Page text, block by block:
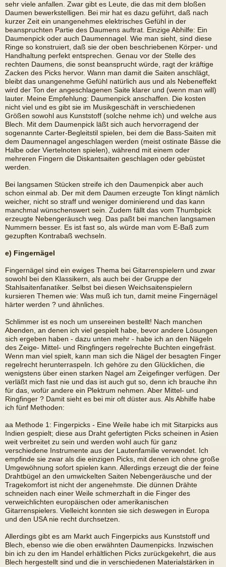
sehr viele anfallen. Zwar gibt es Leute, die das mit dem bloßen
Daumen bewerkstelligen. Bei mir hat es dazu geführt, daß nach
kurzer Zeit ein unangenehmes elektrisches Gefühl in der
beanspruchten Partie des Daumens auftrat. Einzige Abhilfe: Ein
Daumenpick oder auch Daumennagel. Wie man sieht, sind diese
Ringe so konstruiert, daß sie der oben beschriebenen Körper- und
Handhaltung perfekt entsprechen. Genau vor der Stelle des
rechten Daumens, die sonst beansprucht würde, ragt der kräftige
Zacken des Picks hervor. Wann man damit die Saiten anschlägt,
bleibt das unangenehme Gefühl natürlich aus und als Nebeneffekt
wird der Ton der angeschlagenen Saite klarer und (wenn man will)
lauter. Meine Empfehlung: Daumenpick anschaffen. Die kosten
nicht viel und es gibt sie im Musikgeschäft in verschiedenen
Größen sowohl aus Kunststoff (solche nehme ich) und welche aus
Blech. Mit dem Daumenpick läßt sich auch hervorragend der
sogenannte Carter-Begleitstil spielen, bei dem die Bass-Saiten mit
dem Daumennagel angeschlagen werden (meist ostinate Bässe die
Halbe oder Viertelnoten spielen), während mit einem oder
mehreren Fingern die Diskantsaiten geschlagen oder gebüstet
werden.
Bei langsamen Stücken streife ich den Daumenpick aber auch
schon einmal ab. Der mit dem Daumen erzeugte Ton klingt nämlich
weicher, nicht so straff und weniger dominierend und das kann
manchmal wünschenswert sein. Zudem fällt das vom Thumbpick
erzeugte Nebengeräusch weg. Das paßt bei manchen langsamen
Nummern besser. Es ist fast so, als würde man vom E-Baß zum
gezupften Kontrabaß wechseln.
e) Fingernägel
Fingernägel sind ein ewiges Thema bei Gitarrenspielern und zwar
sowohl bei den Klassikern, als auch bei der Gruppe der
Stahlsaitenfanatiker. Selbst bei diesen Weichsaitenspielern
kursieren Themen wie: Was muß ich tun, damit meine Fingernägel
härter werden ? und ähnliches.
Schlimmer ist es noch um unsereinen bestellt! Nach manchen
Abenden, an denen ich viel gespielt habe, bevor andere Lösungen
sich ergeben haben - dazu unten mehr - habe ich an den Nägeln
des Zeige- Mittel- und Ringfingers regelrechte Buchten eingefräst.
Wenn man viel spielt, kann man sich die Nägel der besagten Finger
regelrecht herunterraspeln. Ich gehöre zu den Glücklichen, die
wenigstens über einen starken Nagel am Zeigefinger verfügen. Der
verläßt mich fast nie und das ist auch gut so, denn ich brauche ihn
für das, wofür andere ein Plektrum nehmen. Aber Mittel- und
Ringfinger ? Damit sieht es bei mir oft düster aus. Als Abhilfe habe
ich fünf Methoden:
aa Methode 1: Fingerpicks - Eine Weile habe ich mit Sitarpicks aus
Indien gespielt; diese aus Draht gefertigten Picks scheinen in Asien
weit verbreitet zu sein und werden wohl auch für ganz
verschiedene Instrumente aus der Lautenfamilie verwendet. Ich
empfinde sie zwar als die einzigen Picks, mit denen ich ohne große
Umgewöhnung sofort spielen kann. Allerdings erzeugt die der feine
Drahtbügel an den umwickelten Saiten Nebengeräusche und der
Tragekomfort ist nicht der angenehmste. Die dünnen Drähte
schneiden nach einer Weile schmerzhaft in die Finger des
verweichlichten europäischen oder amerikanischen
Gitarrenspielers. Vielleicht konnten sie sich deswegen in Europa
und den USA nie recht durchsetzen.
Allerdings gibt es am Markt auch Fingerpicks aus Kunststoff und
Blech, ebenso wie die oben erwähnten Daumenpicks. Inzwischen
bin ich zu den im Handel erhältlichen Picks zurückgekehrt, die aus
Blech hergestellt sind und die in verschiedenen Materialstärken in